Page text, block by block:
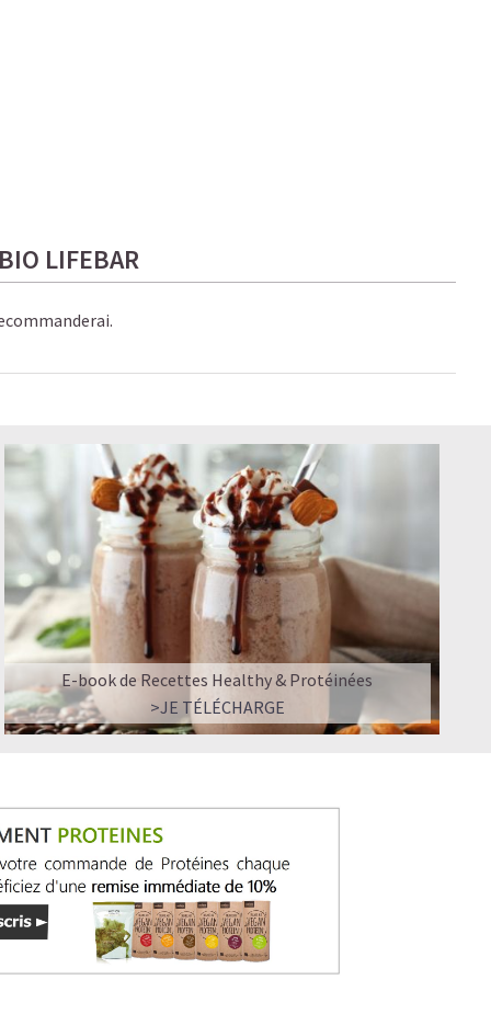
LIFEBAR
E-book de Recettes Healthy & Protéinées
>JE TÉLÉCHARGE